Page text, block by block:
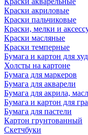
Краски акриловые
Краски пальчиковые
Краски, мелки и
Краски масляные
Краски темперные
Бумага и картон для
Холсты на картоне
Бумага для маркеров
Бумага для акварели
Бумага для акрила,
Бумага и картон для
Бумага для пастели
Картон грунтованный
Скетчбуки